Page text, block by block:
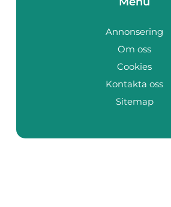
Annonsering
Om oss
Cookies
Kontakta oss
Sitemap